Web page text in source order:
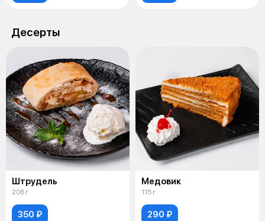
Десерты
Штрудель
206 г
350 ₽
Медовик
115 г
290 ₽